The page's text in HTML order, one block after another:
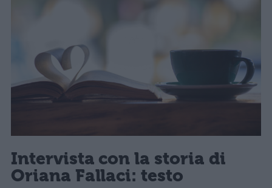
Intervista con la storia di
Oriana Fallaci: testo